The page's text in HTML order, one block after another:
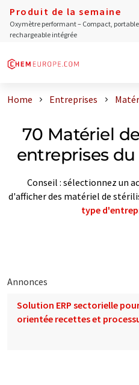
Produit de la semaine
Oxymètre performant – Compact,
rechargeable intégrée
Home Entreprises
70 Matériel
entreprises
Conseil : sélectionnez un
d'afficher des matériel de
type
Annonces
Solution ERP sectorielle
orientée recettes et